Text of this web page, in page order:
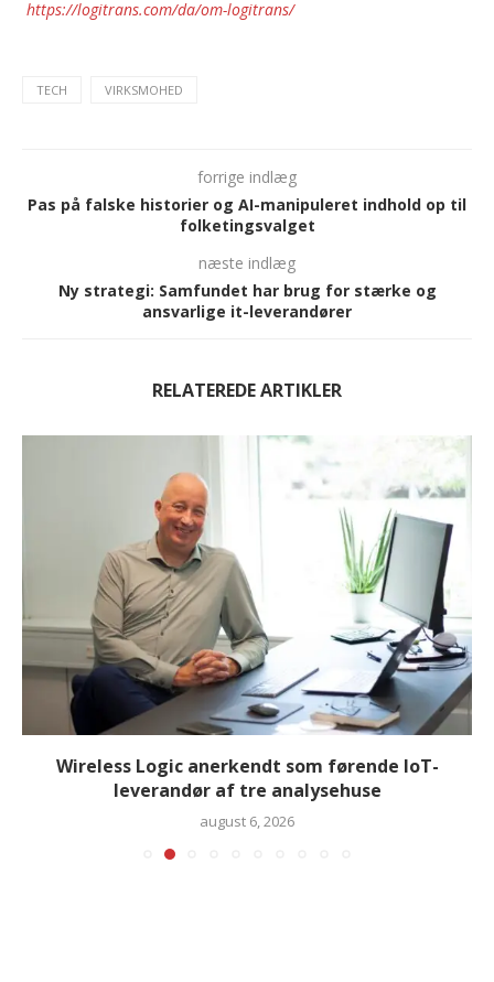
https://logitrans.com/da/om-logitrans/
TECH VIRKSMOHED
forrige indlæg
Pas på falske historier og AI-manipuleret indhold op til
folketingsvalget
næste indlæg
Ny strategi: Samfundet har brug for stærke og
ansvarlige it-leverandører
RELATEREDE ARTIKLER
Wireless Logic anerkendt som førende IoT-
leverandør af tre analysehuse
august 6, 2026